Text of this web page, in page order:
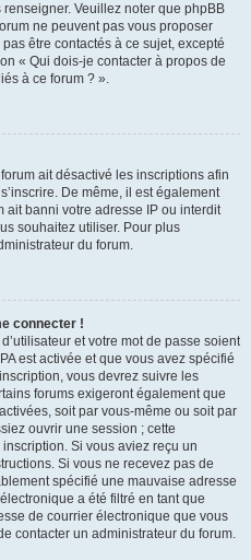
Veuillez noter que phpBB
ne peuvent pas vous proposer
être contactés à ce sujet, excepté
« Qui dois-je contacter à propos de
à ce forum ? ».
ait désactivé les inscriptions afin
De même, il est également
ait banni votre adresse IP ou interdit
souhaitez utiliser. Pour plus
du forum.
connecter !
et votre mot de passe soient
est activée et que vous avez spécifié
vous devrez suivre les
forums exigeront également que
soit par vous-même ou soit par
ouvrir une session ; cette
Si vous aviez reçu un
Si vous ne recevez pas de
spécifié une mauvaise adresse
a été filtré en tant que
de courrier électronique que vous
contacter un administrateur du forum.